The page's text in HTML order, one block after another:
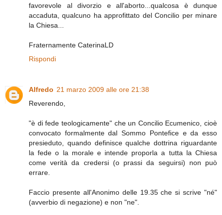
favorevole al divorzio e all'aborto...qualcosa è dunque
accaduta, qualcuno ha approfittato del Concilio per minare
la Chiesa...
Fraternamente CaterinaLD
Rispondi
Alfredo 21 marzo 2009 alle ore 21:38
Reverendo,
"è di fede teologicamente" che un Concilio Ecumenico, cioè
convocato formalmente dal Sommo Pontefice e da esso
presieduto, quando definisce qualche dottrina riguardante
la fede o la morale e intende proporla a tutta la Chiesa
come verità da credersi (o prassi da seguirsi) non può
errare.
Faccio presente all'Anonimo delle 19.35 che si scrive "né"
(avverbio di negazione) e non "ne".